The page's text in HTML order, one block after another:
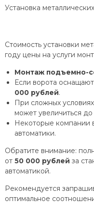
Установка
Стоимость установки
году цены на услуги
Монтаж подъемно-
Если ворота
000 рублей.
При сложных
может увеличиться до
Некоторые компании
автоматики.
Обратите внимание:
от 50 000 рублей за
автоматикой.
Рекомендуется
оптимальное